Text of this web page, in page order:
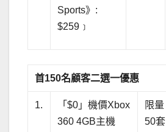
Sports》:
$259﹞
首150名顧客二選一優惠
1.
「$0」機價Xbox
360 4GB主機
限量
50套